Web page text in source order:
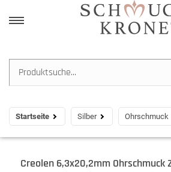
Startseite Silber Ohrschmuck
Creolen 6,3x20,2mm Ohrschmuck